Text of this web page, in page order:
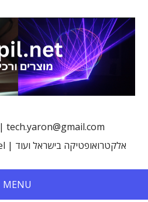
0548814578 ירון | tech.yaron@gmail.com
Electro-optics in Israel | אלקטרואופטיקה בישראל ועוד
MENU